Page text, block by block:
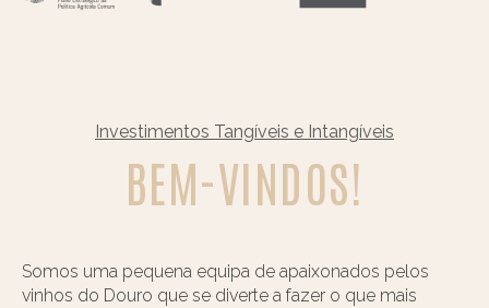
Investimentos Tangíveis e Intangíveis
BEM-VINDOS!
Somos uma pequena equipa de apaixonados pelos
vinhos do Douro que se diverte a fazer o que mais